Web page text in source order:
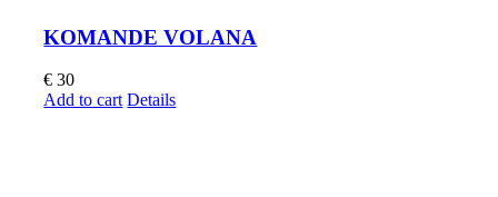
KOMANDE VOLANA
€ 30
Add to cart Details